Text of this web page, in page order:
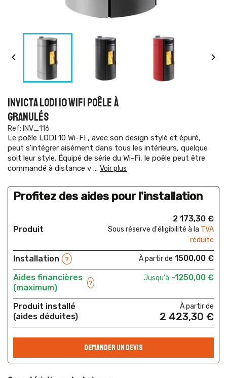
 
INVICTA LODI 10 WIFI POÊLE À
GRANULÉS
Ref: INV_116
Le poêle LODI 10 Wi-FI , avec son design stylé et épuré,
peut s'intégrer aisément dans tous les intérieurs, quelque
soit leur style. Équipé de série du Wi-Fi, le poêle peut être
commandé à distance v ... Voir plus
Profitez des aides pour l'installation
Produit
2 173,30 €
Sous réserve d'éligibilité à la TVA
réduite
Installation ? À partir de 1500,00 €
Aides financières
(maximum)
?
Jusqu'à -1250,00 €
Produit installé
(aides déduites)
À partir de
2 423,30 €
DEMANDER UN DEVIS